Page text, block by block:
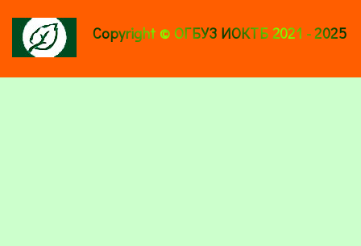
Copyright © ОГБУЗ ИОКТБ 2021 - 2025